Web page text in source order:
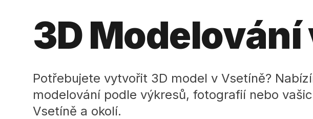
3D
Potřebujete vytvořit 3D model v Vsetíně?
modelování podle výkresů, fotografií nebo
Vsetíně a okolí.